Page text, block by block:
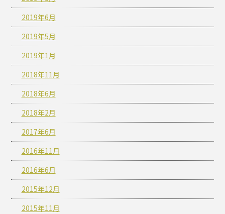
2019年6月
2019年5月
2019年1月
2018年11月
2018年6月
2018年2月
2017年6月
2016年11月
2016年6月
2015年12月
2015年11月